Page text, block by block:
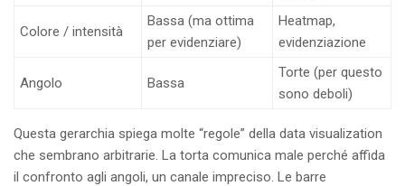
Colore / intensità
Bassa (ma ottima
per evidenziare)
Heatmap,
evidenziazione
Angolo Bassa
Torte (per questo
sono deboli)
Questa gerarchia spiega molte “regole” della data visualization
che sembrano arbitrarie. La torta comunica male perché affida
il confronto agli angoli, un canale impreciso. Le barre